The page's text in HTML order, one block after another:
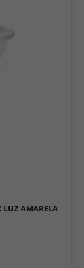
LUZ AMARELA